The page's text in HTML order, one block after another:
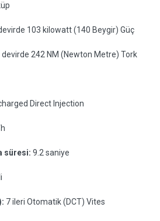
103 kilowatt (140 Beygir) Güç
devirde 242 NM (Newton Metre) Tork
Direct Injection
süresi: 9.2 saniye
7 ileri Otomatik (DCT) Vites